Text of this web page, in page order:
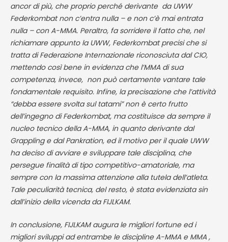
ancor di più, che proprio perché derivante da UWW
Federkombat non c’entra nulla – e non c’è mai entrata
nulla – con A-MMA. Peraltro, fa sorridere il fatto che, nel
richiamare appunto la UWW, Federkombat precisi che si
tratta di Federazione Internazionale riconosciuta dal CIO,
mettendo così bene in evidenza che l’MMA di sua
competenza, invece, non può certamente vantare tale
fondamentale requisito. Infine, la precisazione che l’attività
“debba essere svolta sul tatami” non è certo frutto
dell’ingegno di Federkombat, ma costituisce da sempre il
nucleo tecnico della A-MMA, in quanto derivante dal
Grappling e dal Pankration, ed il motivo per il quale UWW
ha deciso di avviare e sviluppare tale disciplina, che
persegue finalità di tipo competitivo-amatoriale, ma
sempre con la massima attenzione alla tutela dell’atleta.
Tale peculiarità tecnica, del resto, è stata evidenziata sin
dall’inizio della vicenda da FIJLKAM.
In conclusione, FIJLKAM augura le migliori fortune ed i
migliori sviluppi ad entrambe le discipline A-MMA e MMA ,